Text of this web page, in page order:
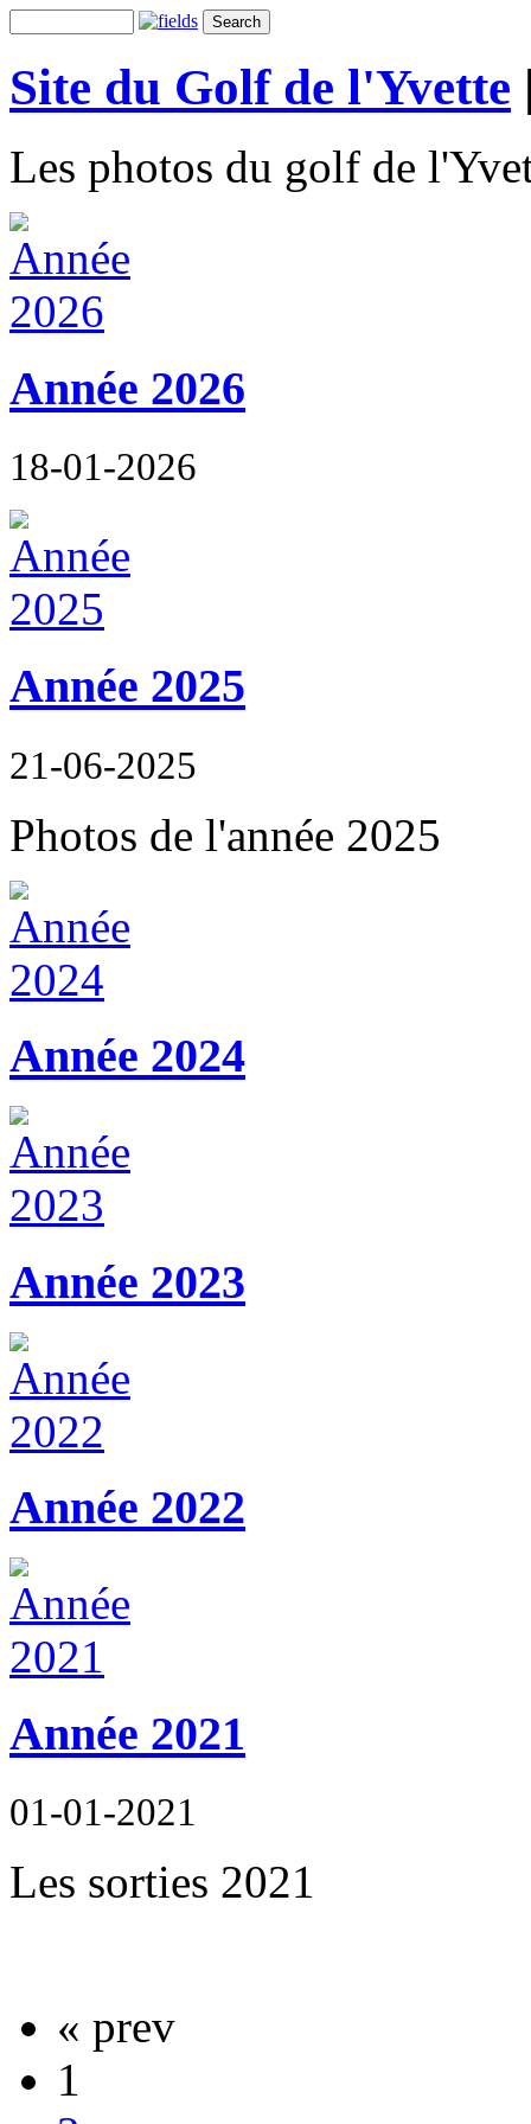
Site du Golf de l'Yvette
Les photos du golf de
Année 2026
18-01-2026
Année 2025
21-06-2025
Photos de l'année 2025
Année 2024
Année 2023
Année 2022
Année 2021
01-01-2021
Les sorties 2021
« prev
1